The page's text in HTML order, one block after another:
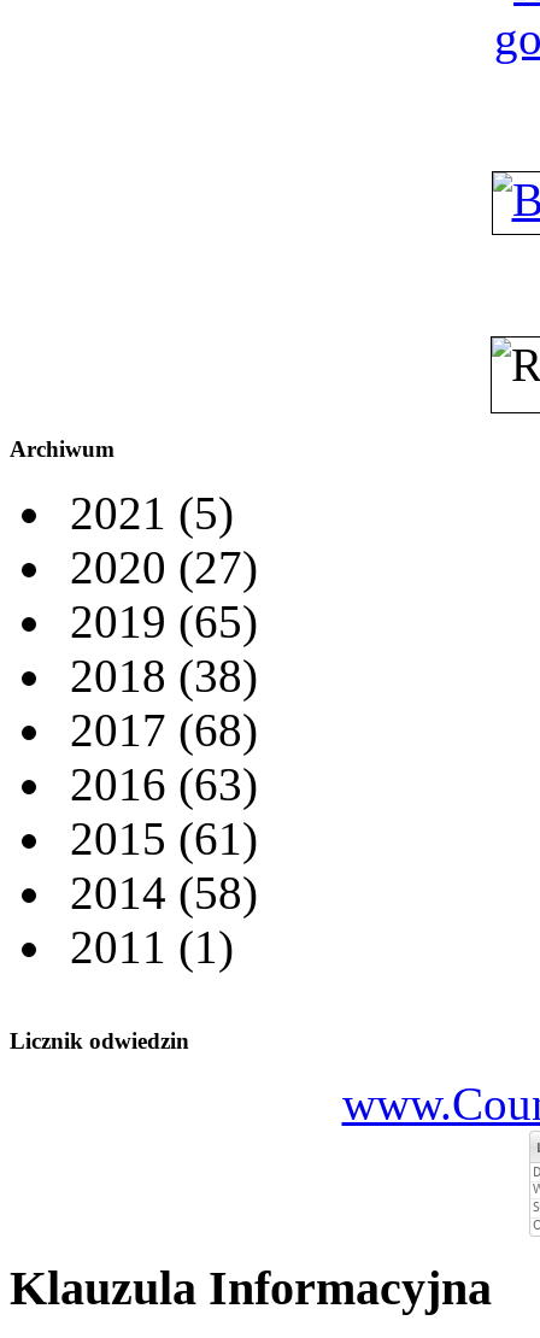
Archiwum
2021 (5)
2020 (27)
2019 (65)
2018 (38)
2017 (68)
2016 (63)
2015 (61)
2014 (58)
2011 (1)
Licznik odwiedzin
Klauzula Informacyjna